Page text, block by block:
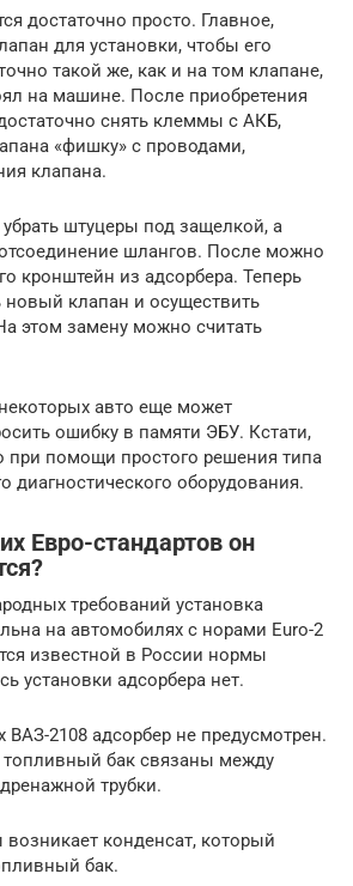
достаточно просто. Главное,
для установки, чтобы его
такой же, как и на том клапане,
на машине. После приобретения
снять клеммы с АКБ,
«фишку» с проводами,
клапана.
убрать штуцеры под защелкой, а
шлангов. После можно
кронштейн из адсорбера. Теперь
клапан и осуществить
этом замену можно считать
авто еще может
ошибку в памяти ЭБУ. Кстати,
при помощи простого решения типа
диагностического оборудования.
Евро-стандартов он
требований установка
на автомобилях с норами Euro-2
известной в России нормы
установки адсорбера нет.
ВАЗ-2108 адсорбер не предусмотрен.
топливный бак связаны между
трубки.
возникает конденсат, который
бак.